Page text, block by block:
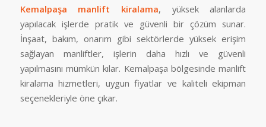
Kemalpaşa manlift kiralama, yüksek alanlarda
yapılacak işlerde pratik ve güvenli bir çözüm sunar.
İnşaat, bakım, onarım gibi sektörlerde yüksek erişim
sağlayan manliftler, işlerin daha hızlı ve güvenli
yapılmasını mümkün kılar. Kemalpaşa bölgesinde manlift
kiralama hizmetleri, uygun fiyatlar ve kaliteli ekipman
seçenekleriyle öne çıkar.